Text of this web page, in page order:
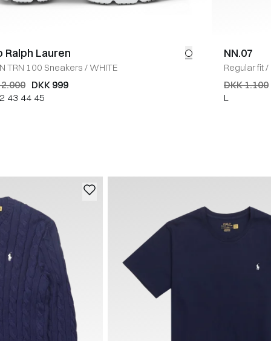
Ralph Lauren
TRN 100 Sneakers /WHITE
DKK 999
43 44 45
NN.07
Regular fit/
DKK 1.100
L